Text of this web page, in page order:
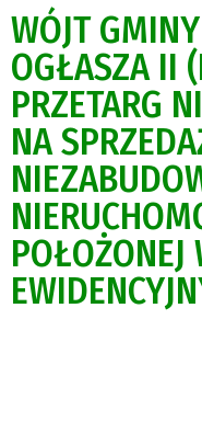
WÓJT
OGŁASZA II
PRZETARG
NA
POŁOŻONEJ